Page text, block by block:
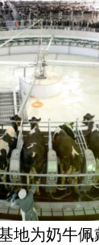
地为奶牛佩